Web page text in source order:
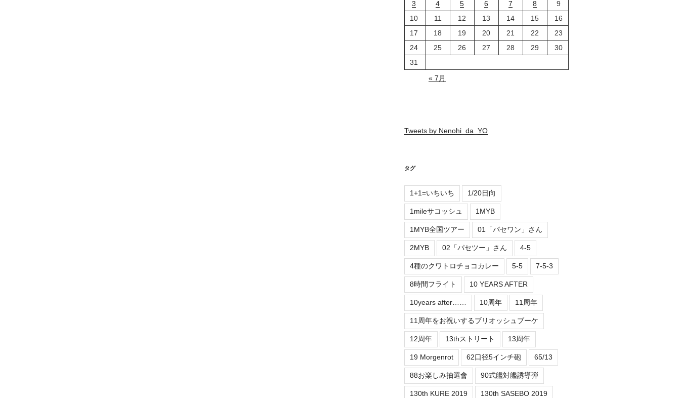
3
4 5 6 7 8
9
10
11 12 13 14 15
16
17
18 19 20 21 22
23
24
25 26 27 28 29
30
31
« 7月
Tweets by Nenohi_da_YO
タグ
1+1=いちいち 1/20日向
1mileサコッシュ 1MYB
1MYB全国ツアー 01「パセワン」さん
2MYB 02「パセツー」さん 4-5
4種のクワトロチョコカレー 5-5 7-5-3
8時間フライト 10 YEARS AFTER
10years after…… 10周年 11周年
11周年をお祝いするブリオッシュブーケ
12周年 13thストリート 13周年
19 Morgenrot 62口径5インチ砲 65/13
88お楽しみ抽選會 90式艦対艦誘導弾
130th KURE 2019 130th SASEBO 2019